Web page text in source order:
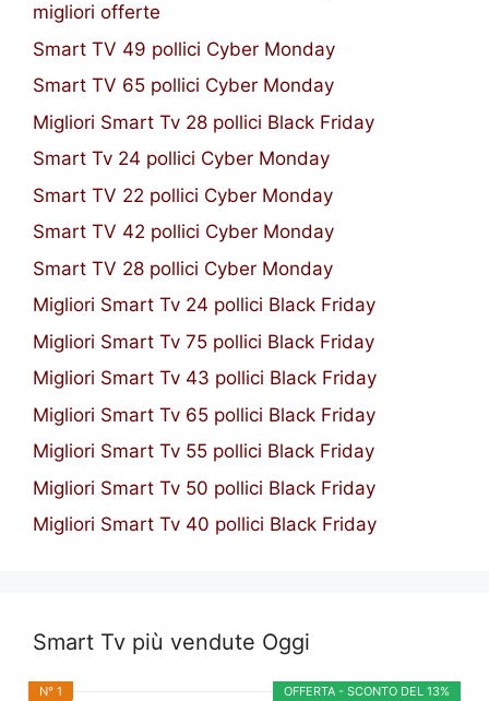
migliori offerte
Smart TV 49 pollici Cyber Monday
Smart TV 65 pollici Cyber Monday
Migliori Smart Tv 28 pollici Black Friday
Smart Tv 24 pollici Cyber Monday
Smart TV 22 pollici Cyber Monday
Smart TV 42 pollici Cyber Monday
Smart TV 28 pollici Cyber Monday
Migliori Smart Tv 24 pollici Black Friday
Migliori Smart Tv 75 pollici Black Friday
Migliori Smart Tv 43 pollici Black Friday
Migliori Smart Tv 65 pollici Black Friday
Migliori Smart Tv 55 pollici Black Friday
Migliori Smart Tv 50 pollici Black Friday
Migliori Smart Tv 40 pollici Black Friday
Smart Tv più vendute Oggi
OFFERTA - SCONTO DEL 13%
N° 1